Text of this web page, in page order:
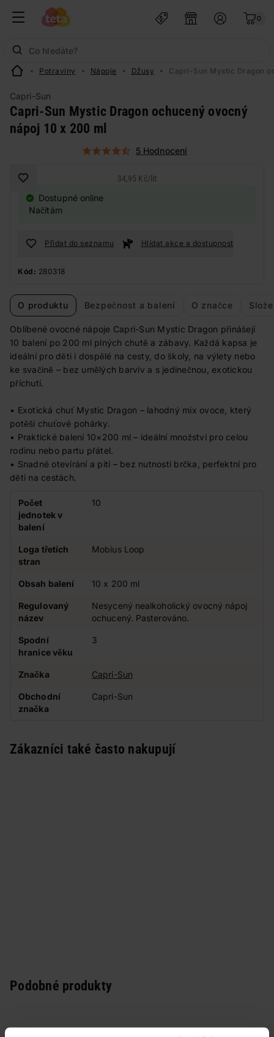
0
Potraviny Nápoje Džusy Capri-Sun Mystic Dragon
Capri-Sun
Capri-Sun Mystic Dragon ochucený ovocný
nápoj 10 x 200 ml
5 Hodnocení
34,95 Kč/ lit
Dostupné online
Načítám
Přidat do seznamu Hlídat akce a dostupnost
Kód: 280318
O produktu Bezpečnost a balení O značce
Oblíbené ovocné nápoje Capri-Sun Mystic Dragon přinášejí
10 balení po 200 ml plných chutě a zábavy. Každá kapsa je
ideální pro děti i dospělé na cesty, do školy, na výlety nebo
ke svačině – bez umělých barviv a s jedinečnou, exotickou
příchutí.
• Exotická chuť Mystic Dragon – lahodný mix ovoce, který
potěší chuťové pohárky.
• Praktické balení 10×200 ml – ideální množství pro celou
rodinu nebo partu přátel.
• Snadné otevírání a pití – bez nutnosti brčka, perfektní pro
děti na cestách.
Počet
jednotek v
balení
10
Loga třetích
stran
Mobius Loop
Obsah balení 10 x 200 ml
Regulovaný
název
Nesycený nealkoholický ovocný nápoj
ochucený. Pasterováno.
Spodní
hranice věku
3
Značka Capri-Sun
Obchodní
značka
Capri-Sun
Zákazníci také často nakupují
Podobné produkty